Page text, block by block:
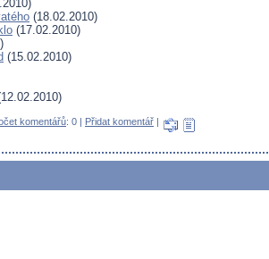
(18.02.2010)
(17.02.2010)
(15.02.2010)
komentářů: 0 | Přidat komentář |